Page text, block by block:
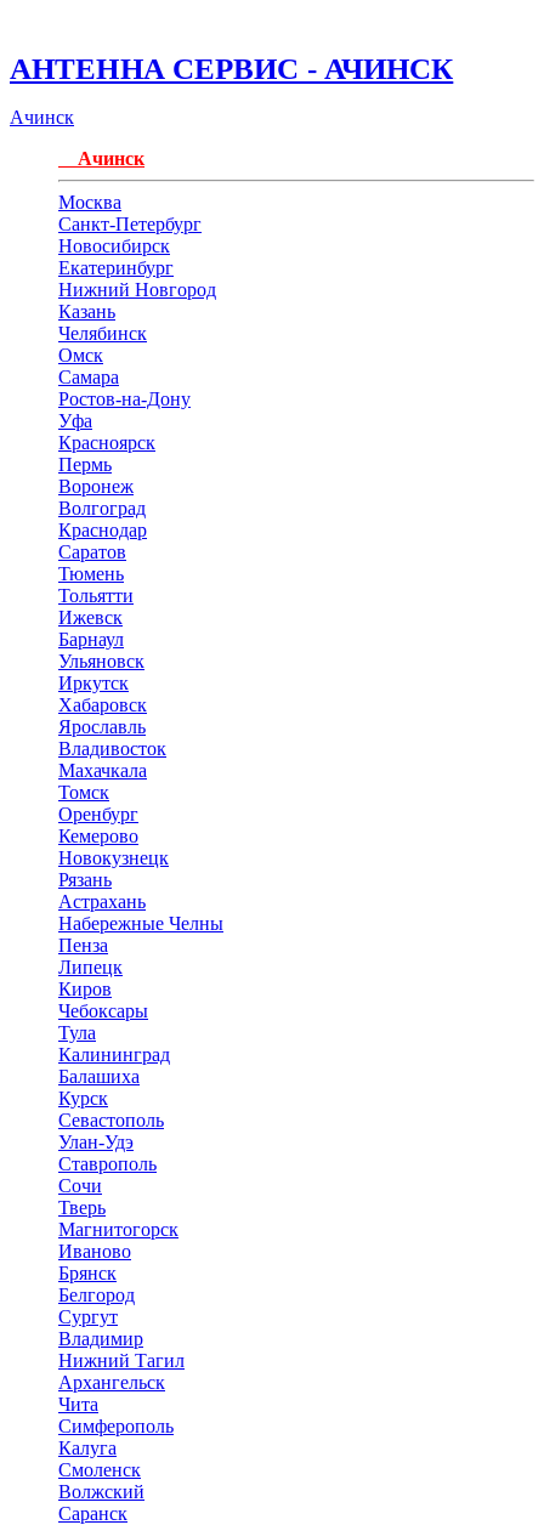
АНТЕННА СЕРВИС - АЧИНСК
Ачинск
Ачинск
Москва
Санкт-Петербург
Новосибирск
Екатеринбург
Нижний Новгород
Казань
Челябинск
Омск
Самара
Ростов-на-Дону
Уфа
Красноярск
Пермь
Воронеж
Волгоград
Краснодар
Саратов
Тюмень
Тольятти
Ижевск
Барнаул
Ульяновск
Иркутск
Хабаровск
Ярославль
Владивосток
Махачкала
Томск
Оренбург
Кемерово
Новокузнецк
Рязань
Астрахань
Набережные Челны
Пенза
Липецк
Киров
Чебоксары
Тула
Калининград
Балашиха
Курск
Севастополь
Улан-Удэ
Ставрополь
Сочи
Тверь
Магнитогорск
Иваново
Брянск
Белгород
Сургут
Владимир
Нижний Тагил
Архангельск
Чита
Симферополь
Калуга
Смоленск
Волжский
Саранск